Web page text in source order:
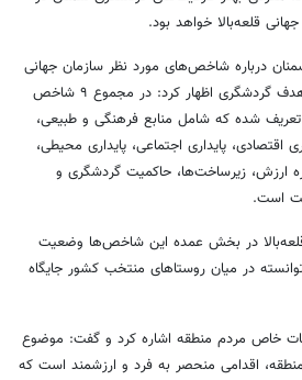
قلعه‌بالا خواهد بود.
درباره شاخص‌های مورد نظر سازمان جهانی
گردشگری برای ثبت روستاهای هدف گردشگری اظهار کرد: در مجموع ۹ شاخص
شده که شامل منابع فرهنگی و طبیعی،
اقتصادی، پایداری اجتماعی، پایداری محیطی،
ارزش، زیرساخت‌ها، حاکمیت گردشگری و
است.
در بخش عمده این شاخص‌ها وضعیت
در میان روستاهای منتخب کشور جایگاه
خاص مردم منطقه اشاره کرد و گفت: موضوع
اقدامی منحصر به فرد و ارزشمند است که